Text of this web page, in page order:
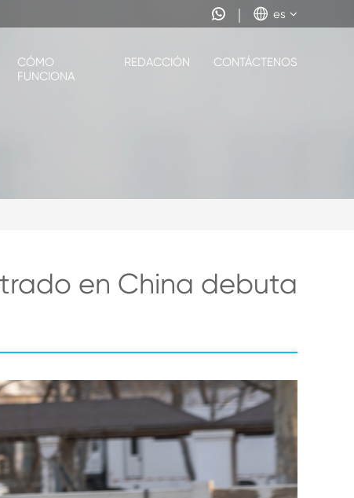
  es
CÓMO
FUNCIONA
REDACCIÓN CONTÁCTENOS
en China debuta